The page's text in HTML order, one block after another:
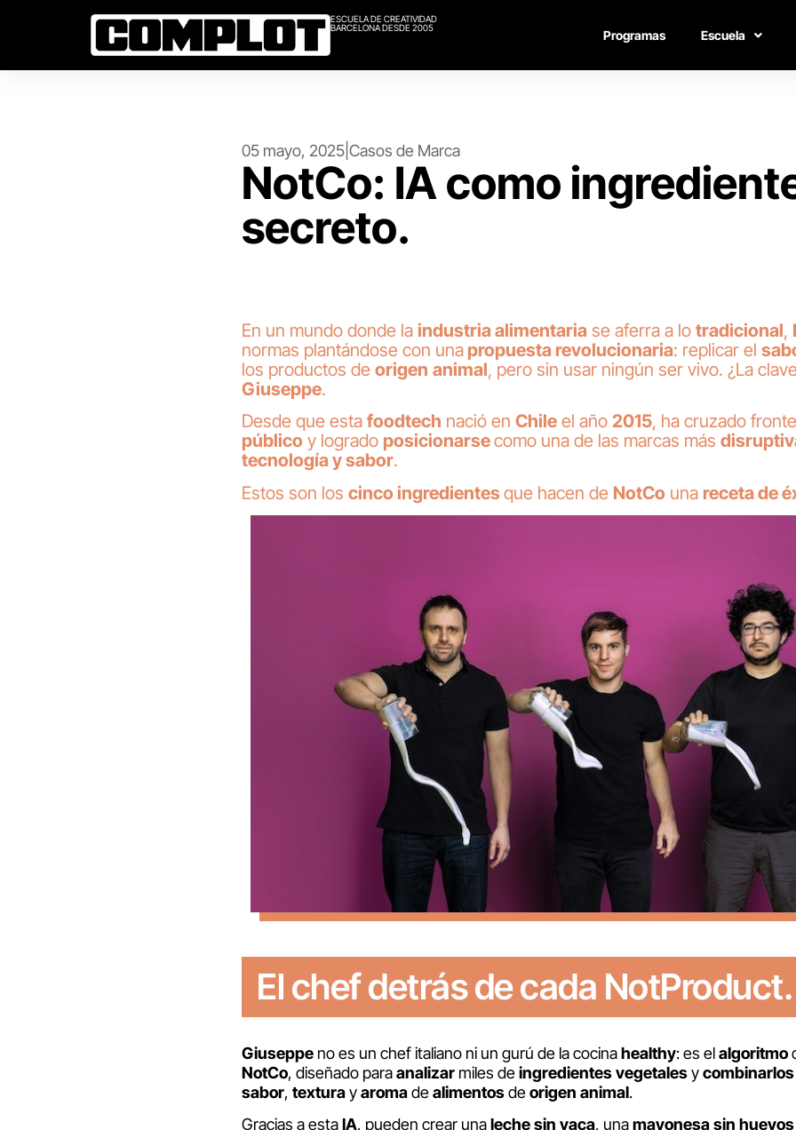
ESCUELA DE CREATIVIDAD
BARCELONA DESDE 2005
Programas Escuela
05 mayo, 2025 Casos de Marca
NotCo: IA como
secreto.
En un mundo donde la industria alimentaria se aferra a lo tradicional,
normas plantándose con una propuesta revolucionaria: replicar el
los productos de origen animal, pero sin usar ningún ser vivo. ¿La
Giuseppe.
Desde que esta foodtech nació en Chile el año 2015, ha cruzado
público y logrado posicionarsecomo una de las marcas más
tecnología y sabor.
Estos son los cinco ingredientesque hacen de NotCo una receta de
El chef detrás de cada NotProduct.
Giuseppe no es un chef italiano ni un gurú de la cocinahealthy: es elalgoritmo
NotCo, diseñado paraanalizar miles deingredientes vegetalesycombinarlos
sabor, texturayaromadealimentosdeorigen animal.
Gracias a estaIA, pueden crear unaleche sin vaca, unamayonesa sin huevos